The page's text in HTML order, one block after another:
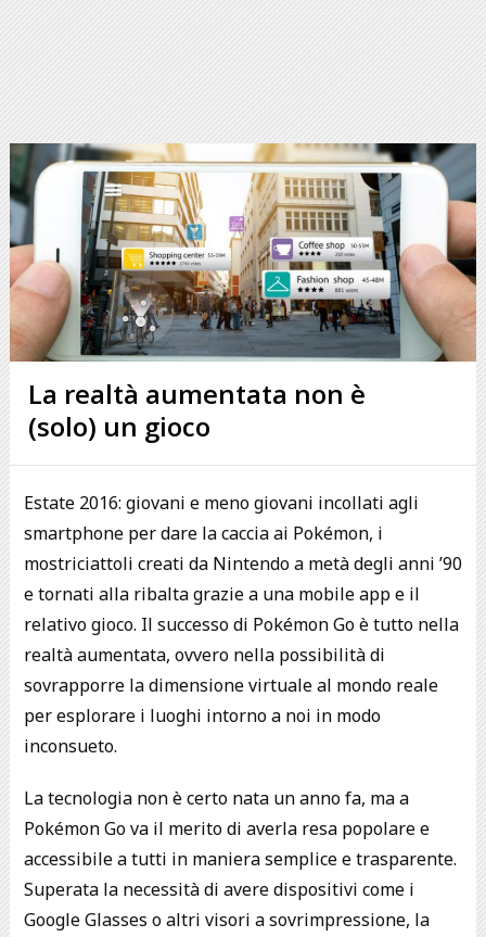
La realtà aumentata non è
(solo) un gioco
Estate 2016: giovani e meno giovani incollati agli
smartphone per dare la caccia ai Pokémon, i
mostriciattoli creati da Nintendo a metà degli anni ’90
e tornati alla ribalta grazie a una mobile app e il
relativo gioco. Il successo di Pokémon Go è tutto nella
realtà aumentata, ovvero nella possibilità di
sovrapporre la dimensione virtuale al mondo reale
per esplorare i luoghi intorno a noi in modo
inconsueto.
La tecnologia non è certo nata un anno fa, ma a
Pokémon Go va il merito di averla resa popolare e
accessibile a tutti in maniera semplice e trasparente.
Superata la necessità di avere dispositivi come i
Google Glasses o altri visori a sovrimpressione, la